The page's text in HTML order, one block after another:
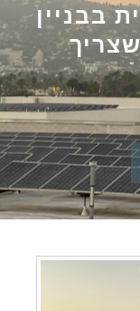
בבניין